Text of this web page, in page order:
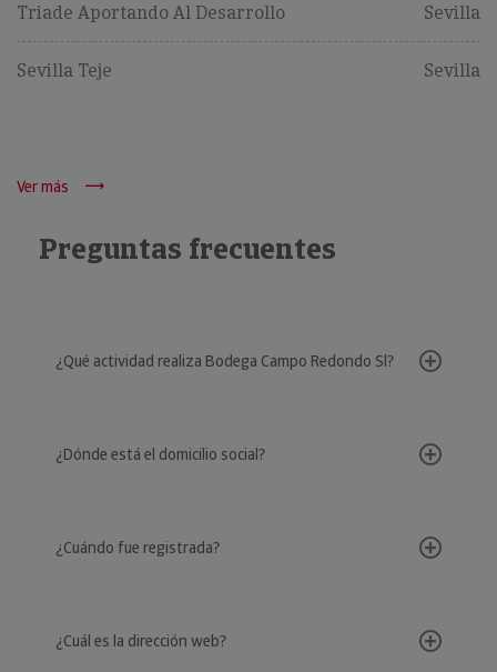
Triade Aportando Al Desarrollo Sevilla
Sevilla Teje Sevilla
Ver más
Preguntas frecuentes
¿Qué actividad realiza Bodega Campo Redondo Sl?
¿Dónde está el domicilio social?
¿Cuándo fue registrada?
¿Cuál es la dirección web?